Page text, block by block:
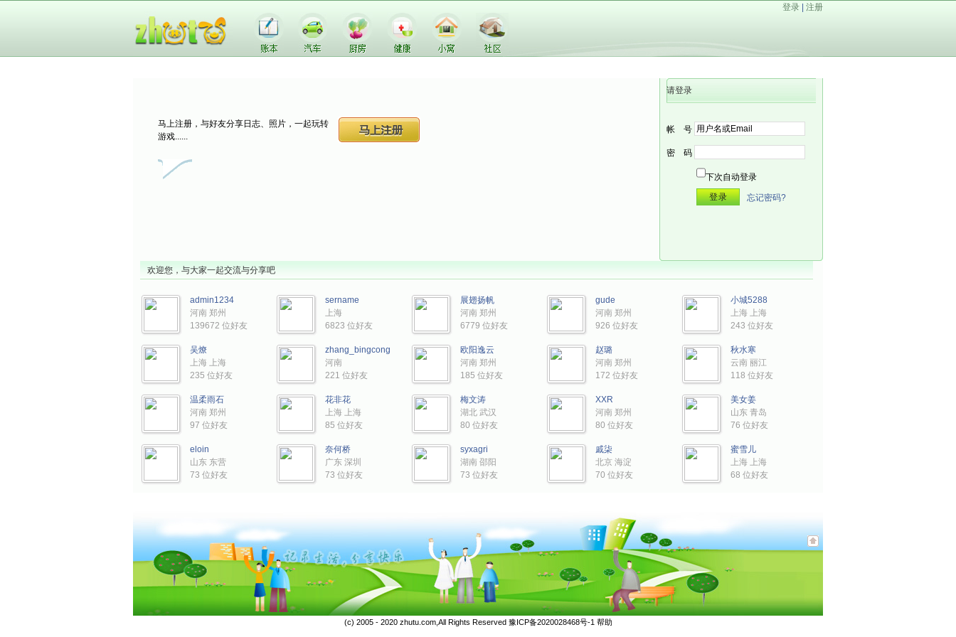
登录 注册
马上注册，与好友分享日志、照片，一起玩转
游戏......
请登录
帐 号
密 码
下次自动登录
忘记密码?
欢迎您，与大家一起交流与分享吧
admin1234
河南 郑州
139672 位好友
sername
上海
6823 位好友
展翅扬帆
河南 郑州
6779 位好友
gude
河南 郑州
926 位好友
小城5288
上海 上海
243 位好友
吴燎
上海 上海
235 位好友
zhang_bingcong
河南
221 位好友
欧阳逸云
河南 郑州
185 位好友
赵璐
河南 郑州
172 位好友
秋水寒
云南 丽江
118 位好友
温柔雨石
河南 郑州
97 位好友
花非花
上海 上海
85 位好友
梅文涛
湖北 武汉
80 位好友
XXR
河南 郑州
80 位好友
美女姜
山东 青岛
76 位好友
eloin
山东 东营
73 位好友
奈何桥
广东 深圳
73 位好友
syxagri
湖南 邵阳
73 位好友
戚柒
北京 海淀
70 位好友
蜜雪儿
上海 上海
68 位好友
(c) 2005 - 2020 zhutu.com,All Rights Reserved 豫ICP备2020028468号-1 帮助